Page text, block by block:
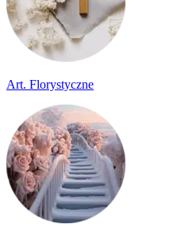
Art. Florystyczne